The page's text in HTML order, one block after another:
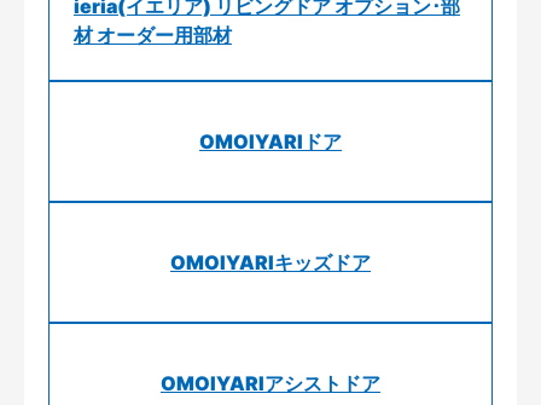
ieria(イエリア) リビングドア オプション･部
材 オーダー用部材
OMOIYARIドア
OMOIYARIキッズドア
OMOIYARIアシストドア